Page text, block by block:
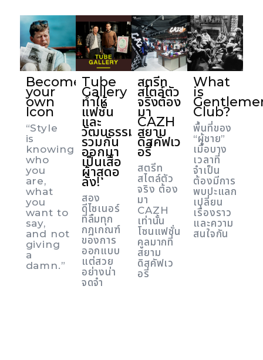
Become
your
own
Icon
“Style
is
knowing
who
you
are,
what
you
want to
say,
and not
giving
a
damn.”
Tube
Gallery
ทำให้
แฟชั่น
และ
วัฒนธรรม
รวมกัน
ออกมา
เป็นเสื้อ
ผ้าสุดอ
ลัง!
สอง
ดีไซเนอร์
ที่ลืมทุก
กฎเกณฑ์
ของการ
ออกแบบ
แต่สวย
อย่างน่า
จดจำ
สตรีท
สไตล์ตัว
จริงต้อง
มา
CAZH
สยาม
ดิสคัฟเว
อรี่
สตรีท
สไตล์ตัว
จริง ต้อง
มา
CAZH
เท่านั้น
โซนแฟชั่น
คูลมากที่
สยาม
ดิสคัฟเว
อรี่
What
is
Club?
พื้นที่ของ
“ผู้ชาย”
เมื่อบาง
เวลาที่
จำเป็น
ต้องมีการ
พบปะแลก
เปลี่ยน
เรื่องราว
และความ
สนใจกัน